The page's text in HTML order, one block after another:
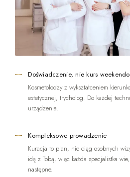
Doświadczenie, nie kurs
Kosmetolodzy z wykształceniem
estetycznej, trycholog. Do każdej
urządzenia.
Kompleksowe prowadzenie
Kuracja to plan, nie ciąg osobnych
idą z Tobą, więc każda specjalistka
następne.